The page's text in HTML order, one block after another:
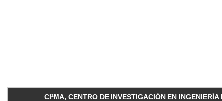
CI²MA, CENTRO DE INVESTIGACIÓN EN